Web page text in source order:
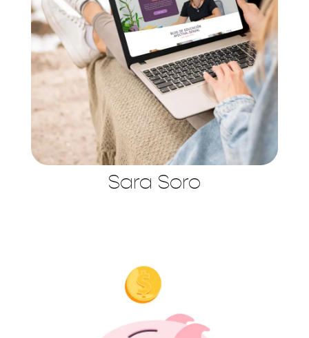
Sara Soro